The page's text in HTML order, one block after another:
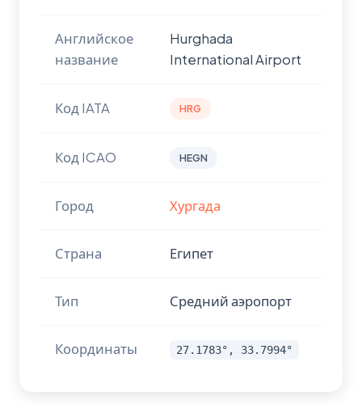
Английское
название
Hurghada
International Airport
Код IATA HRG
Код ICAO HEGN
Город Хургада
Страна Египет
Тип Средний аэропорт
Координаты 27.1783°, 33.7994°